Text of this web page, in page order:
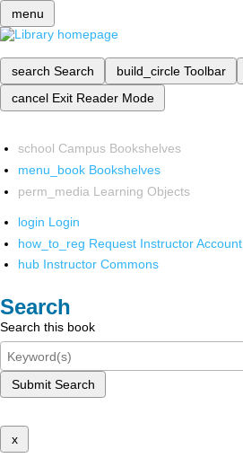
menu
search Search build_circle Toolbar
cancel Exit Reader Mode
school Campus Bookshelves
menu_book Bookshelves
perm_media Learning Objects
login Login
how_to_reg Request Instructor Account
hub Instructor Commons
Search
Search this book
Submit Search
x